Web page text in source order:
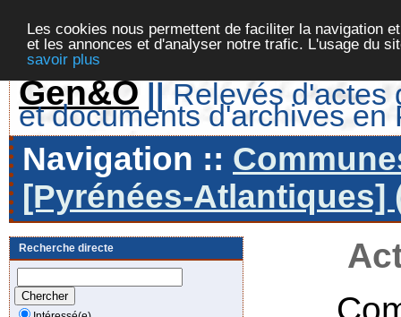
Les cookies nous permettent de faciliter la navigation
et les annonces et d'analyser notre trafic. L'usage du
savoir plus
Gen&O || Relevés d'actes
et documents d'archives en
Navigation ::
[Pyrénées-Atlantiques]
Recherche directe